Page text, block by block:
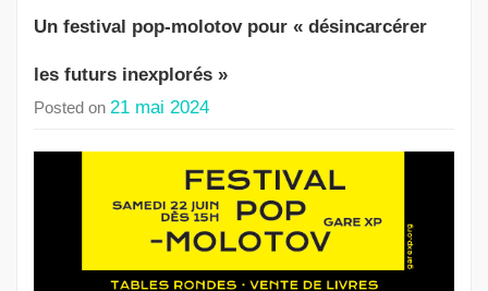
Un festival pop-molotov pour « désincarcérer
les futurs inexplorés »
Posted on 21 mai 2024